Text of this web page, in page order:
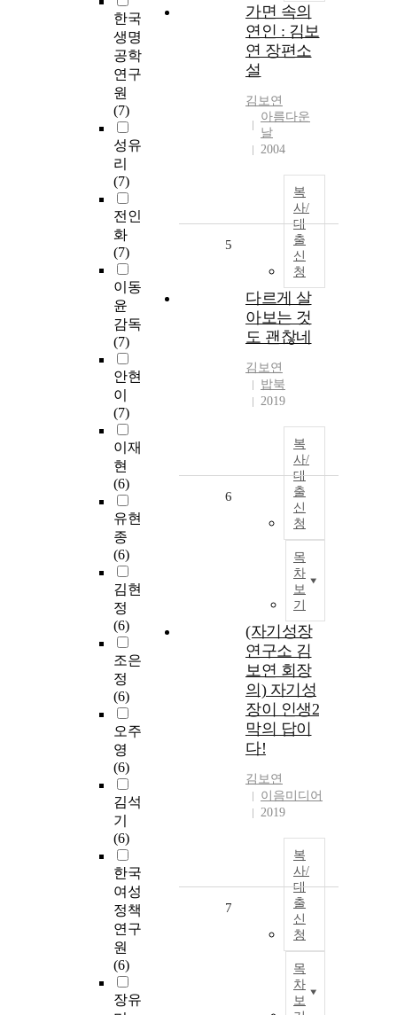
한국
생명
공학
연구
원
(7)
성유
리
(7)
전인
화
(7)
이동
윤
감독
(7)
안현
이
(7)
이재
현
(6)
유현
종
(6)
김현
정
(6)
조은
정
(6)
오주
영
(6)
김석
기
(6)
한국
여성
정책
연구
원
(6)
장유
가면 속의
연인 : 김보
연 장편소
설
김보연
아름다운
날
2004
복
사/
대
출
신
청
5
다르게 살
아보는 것
도 괜찮네
김보연
밥북
2019
복
사/
대
출
신
청
목
차
보
기
6
(자기성장
연구소 김
보연 회장
의) 자기성
장이 인생2
막의 답이
다!
김보연
이음미디어
2019
복
사/
대
출
신
청
목
차
보
7